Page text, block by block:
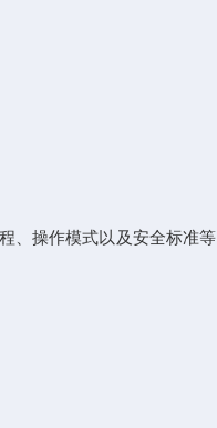
作模式以及安全标准